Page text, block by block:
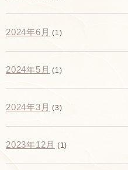
2024年6月 (1)
2024年5月 (1)
2024年3月 (3)
2023年12月 (1)